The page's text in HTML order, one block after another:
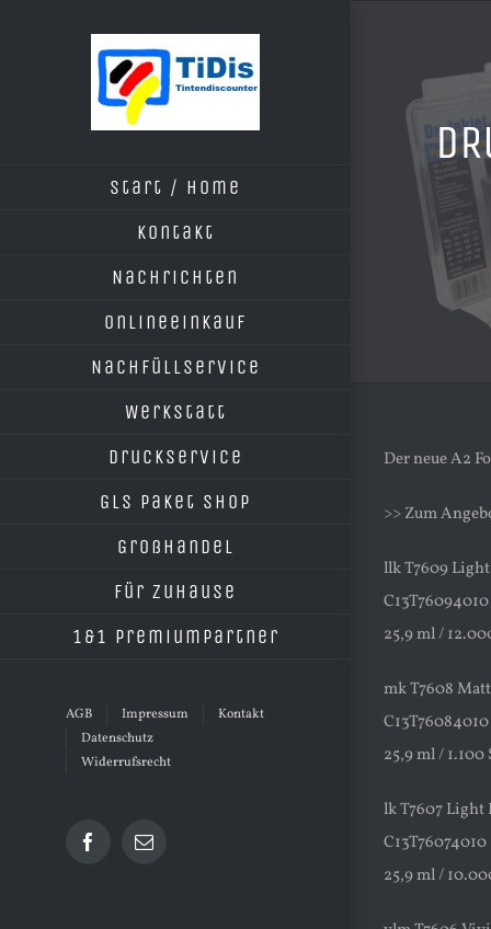
Start / Home
Kontakt
Nachrichten
Onlineeinkauf
Nachfüllservice
Werkstatt
Druckservice
GLS Paket Shop
Großhandel
Für Zuhause
1&1 Premiumpartner
AGB Impressum
Kontakt
Datenschutz
Widerrufsrecht
Facebook
E-
Der neue A2
>> Zum
llk T7609
C13T76094010
25,9 ml /
mk T7608
C13T76084010
25,9 ml / 1.100
lk T7607 Light
C13T76074010
25,9 ml /